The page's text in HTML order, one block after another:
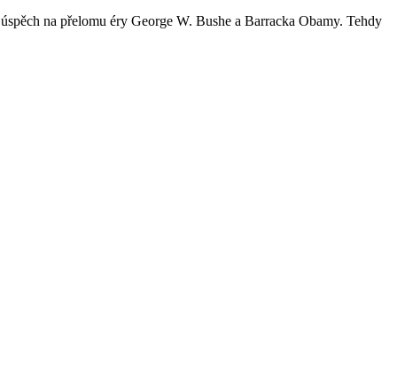
na přelomu éry George W. Bushe a Barracka Obamy. Tehdy